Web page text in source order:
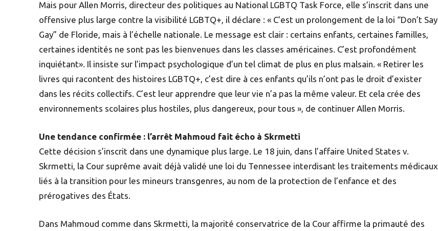
Mais pour Allen Morris, directeur des politiques au National LGBTQ Task Force, elle s’inscrit dans une
offensive plus large contre la visibilité LGBTQ+, il déclare : « C’est un prolongement de la loi “Don’t Say
Gay” de Floride, mais à l’échelle nationale. Le message est clair : certains enfants, certaines familles,
certaines identités ne sont pas les bienvenues dans les classes américaines. C’est profondément
inquiétant». Il insiste sur l’impact psychologique d’un tel climat de plus en plus malsain. « Retirer les
livres qui racontent des histoires LGBTQ+, c’est dire à ces enfants qu’ils n’ont pas le droit d’exister
dans les récits collectifs. C’est leur apprendre que leur vie n’a pas la même valeur. Et cela crée des
environnements scolaires plus hostiles, plus dangereux, pour tous », de continuer Allen Morris.
Une tendance confirmée : l’arrêt Mahmoud fait écho à Skrmetti
Cette décision s’inscrit dans une dynamique plus large. Le 18 juin, dans l’affaire United States v.
Skrmetti, la Cour suprême avait déjà validé une loi du Tennessee interdisant les traitements médicaux
liés à la transition pour les mineurs transgenres, au nom de la protection de l’enfance et des
prérogatives des États.
Dans Mahmoud comme dans Skrmetti, la majorité conservatrice de la Cour affirme la primauté des